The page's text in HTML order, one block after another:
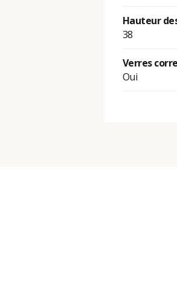
Hauteur
38
Verres
Oui